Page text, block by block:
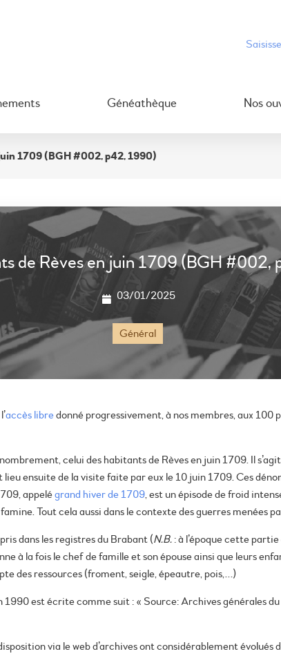
Généathèque Nos
1709 (BGH #002, p42, 1990)
de Rèves en juin 1709 (BGH #002,
03/01/2025
Général
accès libredonné progressivement, à nos membres, aux
celui des habitants de Rèves en juin 1709. Il
ensuite de la visite faite par eux le 10 juin 1709. Ces
appelégrand hiver de 1709, est un épisode de froid
Tout cela aussi dans le contexte des guerres menées
dans les registres du Brabant (N.B. : à l’époque cette
à la fois le chef de famille et son épouse ainsi que leurs
des ressources (froment, seigle, épeautre, pois,…)
1990 est écrite comme suit : « Source: Archives générales
via le web d’archives ont considérablement évolués